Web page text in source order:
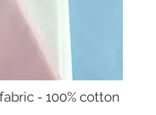
- 100% cotton